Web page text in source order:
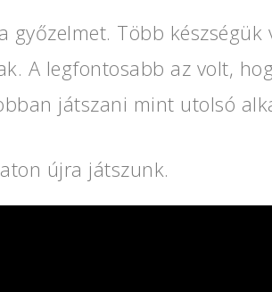
győzelmet. Több
A legfontosabb az volt,
játszani mint utolsó
újra játszunk.